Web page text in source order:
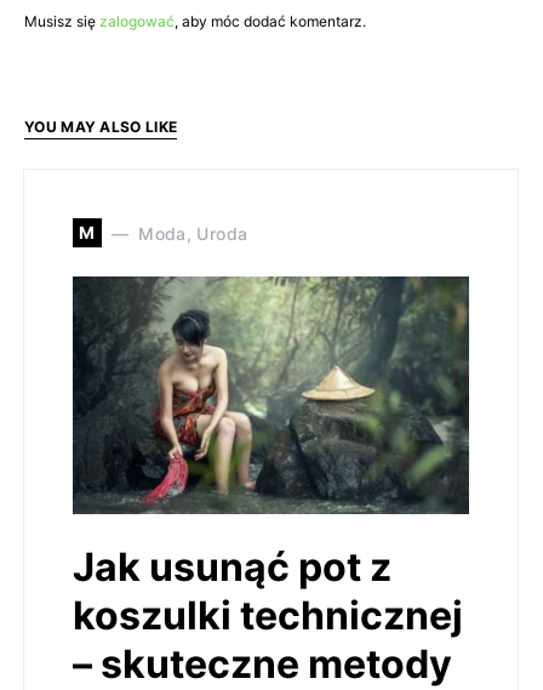
Musisz się zalogować, aby móc dodać komentarz.
YOU MAY ALSO LIKE
M Moda, Uroda
Jak usunąć pot z
koszulki technicznej
– skuteczne metody